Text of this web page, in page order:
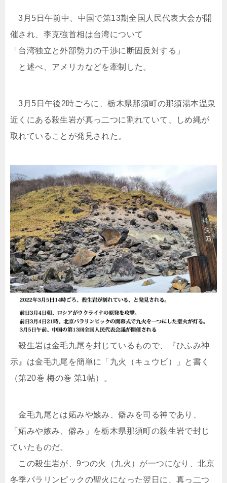
3月5日午前中、中国で第13期全国人民代表大会が開
催され、李克強首相は台湾について
「台湾独立と外部勢力の干渉に断固反対する」
と述べ、アメリカなどを牽制した。
3月5日午後2時ごろに、栃木県那須町の那須湯本温泉
近くにある殺生岩が真っ二つに割れていて、しめ縄が
取れていることが発見された。
殺生岩は金毛九尾を封じているもので、『ひふみ神
示』は金毛九尾を簡単に「九火（キュウビ）」と書く
（第20巻 梅の巻 第1帖）。
金毛九尾とは妬みや嫉み、僻みを司る神であり、
「妬みや嫉み、僻み」を栃木県那須町の殺生岩で封じ
ていたものだ。
この殺生岩が、9つの火（九火）が一つになり、北京
冬季パラリンピックの聖火になった翌日に、真っ二つ